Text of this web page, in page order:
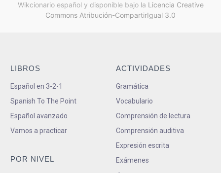
Wikcionario español y disponible bajo la Licencia Creative
Commons Atribución-CompartirIgual 3.0
LIBROS
Español en 3-2-1
Spanish To The Point
Español avanzado
Vamos a practicar
POR NIVEL
ACTIVIDADES
Gramática
Vocabulario
Comprensión de lectura
Comprensión auditiva
Expresión escrita
Exámenes